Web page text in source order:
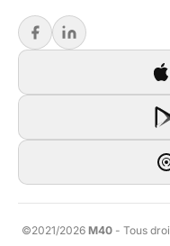
©2021/2026 M40 - Tous